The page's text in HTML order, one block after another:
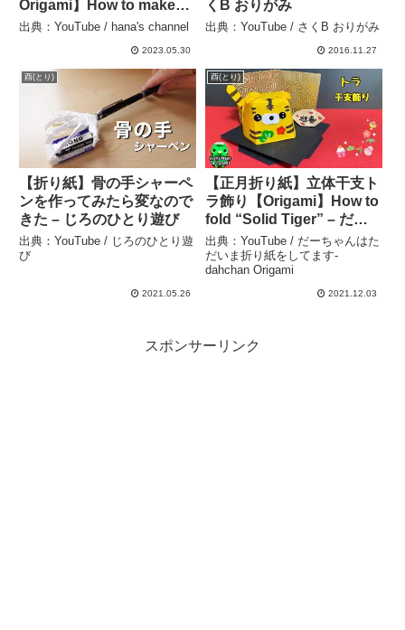
Origami】How to make
cute paper ship 종이접
ニワトリ 十二干支 酉
折纸 chicken – hana’s
出典：YouTube / hana's channel
2023.05.30
くB おりがみ
出典：YouTube / さくB おりがみ
2016.11.27
酉(とり)
【折り紙】骨の手シャーペ
ンを作ってみたら変なので
きた – じろのひとり遊び
出典：YouTube / じろのひとり遊
び
2021.05.26
酉(とり)
【正月折り紙】立体干支ト
ラ飾り【Origami】How to
fold “Solid Tiger” – だー
ちゃんはただいま折り紙を
してます-dahchan
Origami
出典：YouTube / だーちゃんはた
だいま折り紙をしてます-
dahchan Origami
2021.12.03
スポンサーリンク